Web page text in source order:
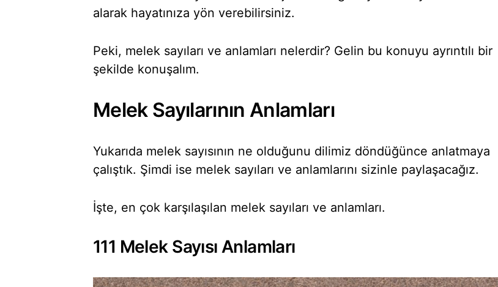
alarak hayatınıza yön verebilirsiniz.
Peki, melek sayıları ve anlamları nelerdir? Gelin bu konuyu ayrıntılı bir
şekilde konuşalım.
Melek Sayılarının Anlamları
Yukarıda melek sayısının ne olduğunu dilimiz döndüğünce anlatmaya
çalıştık. Şimdi ise melek sayıları ve anlamlarını sizinle paylaşacağız.
İşte, en çok karşılaşılan melek sayıları ve anlamları.
111 Melek Sayısı Anlamları